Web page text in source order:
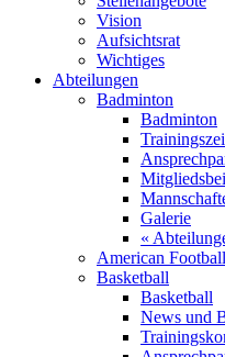
Vision
Aufsichtsrat
Wichtiges
Abteilungen
Badminton
Badminton
Galerie
«
American Football
Basketball
Basketball
News und